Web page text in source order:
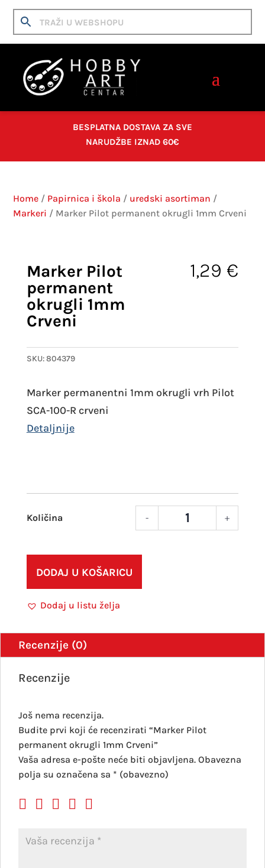
BESPLATNA DOSTAVA ZA SVE
NARUDŽBE IZNAD 60€
Home / Papirnica i škola / uredski asortiman /
Markeri / Marker Pilot permanent okrugli 1mm Crveni
Marker Pilot
permanent
okrugli 1mm
Crveni
1,29 €
SKU:804379
Marker permanentni 1mm okrugli vrh Pilot
SCA-100-R crveni
- +
DODAJ U KOŠARICU
Dodaj u listu želja
Recenzije (0)
Recenzije
Još nema recenzija.
Budite prvi koji će recenzirati “Marker Pilot
permanent okrugli 1mm Crveni”
Vaša adresa e-pošte neće biti objavljena. Obavezna
polja su označena sa * (obavezno)